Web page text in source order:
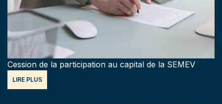
Cession de la participation au capital de la SEMEV
LIRE PLUS